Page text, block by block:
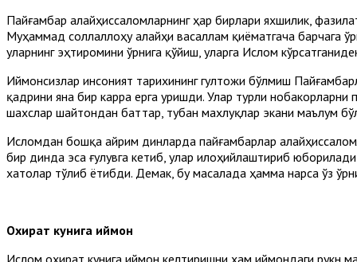
Пайғамбар алайҳиссаломларнинг ҳар бирлари яхшилик,
Муҳаммад соллаллоҳу алайҳи васаллам қиёматгача барчага
уларнинг эҳтиромини ўрнига қўйиш, уларга Ислом
Иймонсизлар инсоният тарихининг гултожи бўлмиш
қадрини яна бир карра ерга уришди. Улар турли
шахслар шайтондан баттар, тубан махлуқлар экани маълум
Исломдан бошқа айрим динларда пайғамбарлар
бир динда эса ғулувга кетиб, улар илоҳийлаштириб
хатолар тўлиб ётибди. Демак, бу масалада ҳамма нарса ўз
Охират кунига иймон
Ислом охират кунига иймон келтиришни ҳам иймондаги рукн